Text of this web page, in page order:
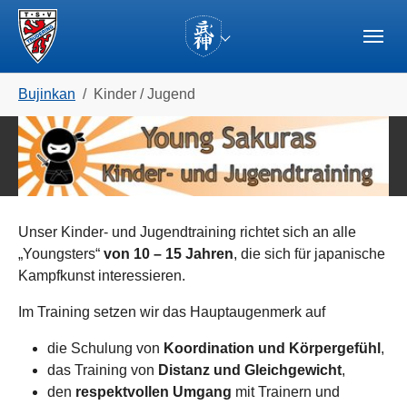
Skip to main navigation
Zum Hauptinhalt springen
Skip to page footer
Bujinkan Kinder / Jugend
Unser Kinder- und Jugendtraining richtet sich an alle
„Youngsters“ von 10 – 15 Jahren, die sich für japanische
Kampfkunst interessieren.
Im Training setzen wir das Hauptaugenmerk auf
die Schulung von Koordination und Körpergefühl ,
das Training von Distanz und Gleichgewicht,
den respektvollen Umgang mit Trainern und